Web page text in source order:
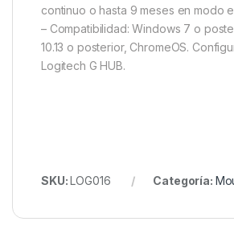
continuo o hasta 9 meses en modo
– Compatibilidad: Windows 7 o
10.13 o posterior, ChromeOS.
Logitech G HUB.
SKU:LOG016 Categoría: